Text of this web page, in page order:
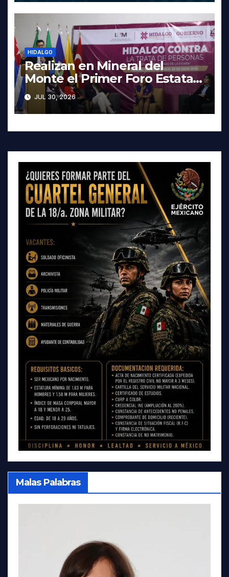
HIDALGO
Realizan en Mineral del
Monte el Primer Foro Estatal
contra la Trata de Personas
JUL 30, 2026
Malas Palabras